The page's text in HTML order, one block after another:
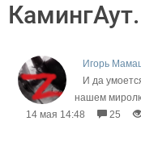
КамингАут.
Игорь
И да
нашем
14 мая 14:48
25